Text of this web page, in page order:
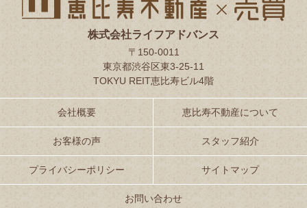
株式会社ライフアドバンス
〒150-0011
東京都渋谷区東3-25-11
TOKYU REIT恵比寿ビル4階
会社概要 恵比寿不動産について
お客様の声 スタッフ紹介
プライバシーポリシー サイトマップ
お問い合わせ